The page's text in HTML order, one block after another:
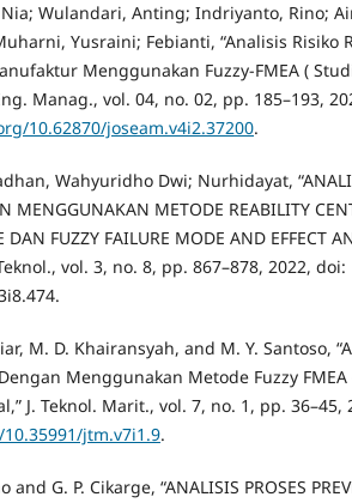
Wulandari, Anting; Indriyanto, Rino;
Yusraini; Febianti, “Analisis Risiko
Menggunakan Fuzzy-FMEA (
Manag., vol. 04, no. 02, pp. 185–193,
10.62870/joseam.v4i2.37200.
Wahyuridho Dwi; Nurhidayat,
MENGGUNAKAN METODE REABILITY
FUZZY FAILURE MODE AND EFFECT
vol. 3, no. 8, pp. 867–878, 2022, doi:
M. D. Khairansyah, and M. Y. Santoso,
Menggunakan Metode Fuzzy
J. Teknol. Marit., vol. 7, no. 1, pp. 36–45,
jtm.v7i1.9.
and G. P. Cikarge, “ANALISIS PROSES